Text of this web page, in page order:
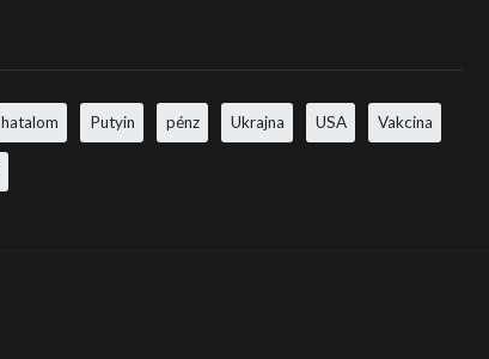
hatalom Putyin pénz Ukrajna USA Vakcina